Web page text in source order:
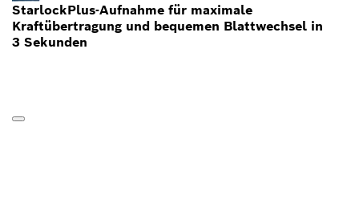
StarlockPlus-Aufnahme für maximale
Kraftübertragung und bequemen Blattwechsel in
3 Sekunden